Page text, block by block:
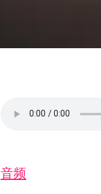
音频